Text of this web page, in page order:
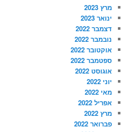
מרץ 2023
ינואר 2023
דצמבר 2022
נובמבר 2022
אוקטובר 2022
ספטמבר 2022
אוגוסט 2022
יוני 2022
מאי 2022
אפריל 2022
מרץ 2022
פברואר 2022